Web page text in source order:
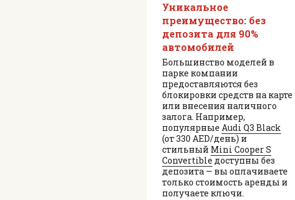
Уникальное
преимущество: без
депозита для 90%
автомобилей
Большинство моделей в
парке компании
предоставляются без
блокировки средств на карте
или внесения наличного
залога. Например,
популярные Audi Q3 Black
(от 330 AED/день) и
стильный Mini Cooper S
Convertible доступны без
депозита — вы оплачиваете
только стоимость аренды и
получаете ключи.